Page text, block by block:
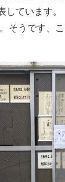
しています。
。そうです、